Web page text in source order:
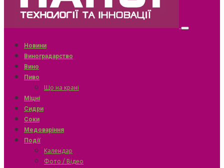
Новини
Виноградарство
Вино
Пиво
Що на крані
Міцні
Сидри
Соки
Медоваріння
Події
Календар
Фото / Відео